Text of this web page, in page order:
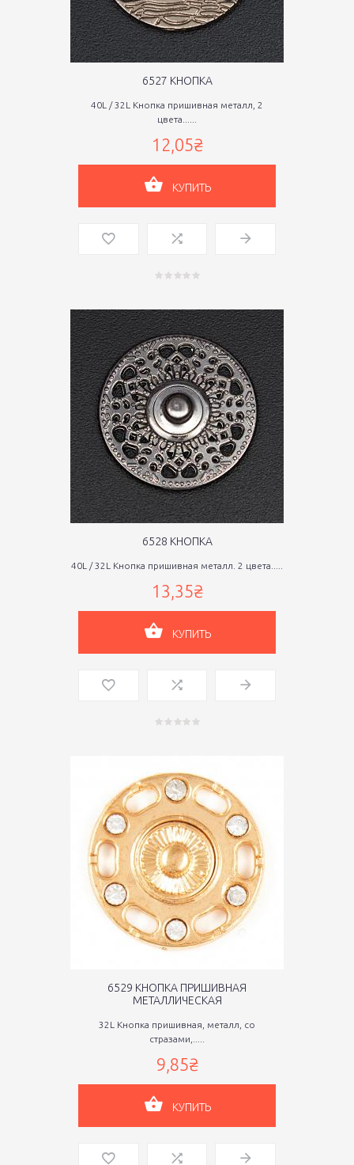
6527 КНОПКА
40L / 32L Кнопка пришивная металл, 2
цвета......
12,05₴
КУПИТЬ
6528 КНОПКА
40L / 32L Кнопка пришивная металл. 2 цвета.....
13,35₴
КУПИТЬ
6529 КНОПКА ПРИШИВНАЯ
МЕТАЛЛИЧЕСКАЯ
32L Кнопка пришивная, металл, со
стразами,.....
9,85₴
КУПИТЬ